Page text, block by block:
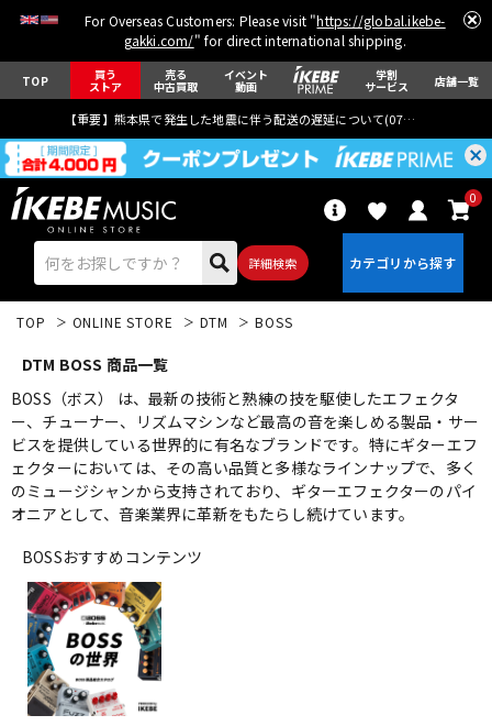
For Overseas Customers: Please visit "https://global.ikebe-
gakki.com/" for direct international shipping.
TOP 買う
ストア
売る
中古買取
イベント
動画
学割
サービス 店舗一覧
【重要】熊本県で発生した地震に伴う配送の遅延について(07月29日
詳細検索
0
エレキギター アコギ/エレアコ
ベース ウクレレ
ドラム
キーボード
TOP ONLINE STORE DTM BOSS
DTM BOSS 商品一覧
BOSS（ボス） は、最新の技術と熟練の技を駆使したエフェクタ
ー、チューナー、リズムマシンなど最高の音を楽しめる製品・サー
ビスを提供している世界的に有名なブランドです。特にギターエフ
ェクターにおいては、その高い品質と多様なラインナップで、多く
のミュージシャンから支持されており、ギターエフェクターのパイ
オニアとして、音楽業界に革新をもたらし続けています。
BOSSおすすめコンテンツ